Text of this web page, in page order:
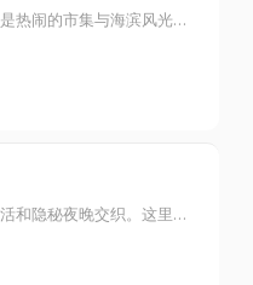
美食天堂与文化名城。白天是热闹的市集与海滨风光，夜晚则是私密、惬意的陪伴体验。
山水之间，怡保的慢节奏生活和隐秘夜晚交织。这里的陪伴，让每一次相遇都充满故事。